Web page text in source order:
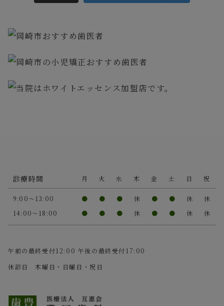
診療時間 月 火 水 木 金 土 日 祝
9:00～13:00 ● ● ● 休 ● ● 休
休
14:00～18:00
● ● ● 休 ● ● 休 休
午前の最終受付12:00 午後の最終受付17:00
休診日 木曜日・日曜日・祝日